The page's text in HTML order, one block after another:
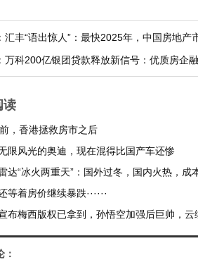
汇丰“语出惊人”：最快2025年，中国房地产
万科200亿银团贷款释放新信号：优质房企
读
，香港拯救房市之后
限风光的奥迪，现在混得比国产车还惨
达“冰火两重天”：国外过冬，国内火热，成
等着房价继续暴跌······
布梅西版权已拿到，孙悟空加强后巨帅，
：